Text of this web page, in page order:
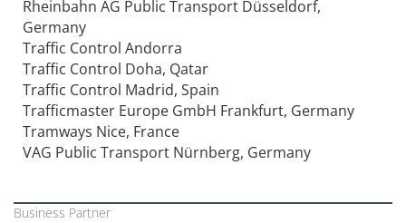
Rheinbahn AG Public Transport Düsseldorf,
Germany
Traffic Control Andorra
Traffic Control Doha, Qatar
Traffic Control Madrid, Spain
Trafficmaster Europe GmbH Frankfurt, Germany
Tramways Nice, France
VAG Public Transport Nürnberg, Germany
Business Partner